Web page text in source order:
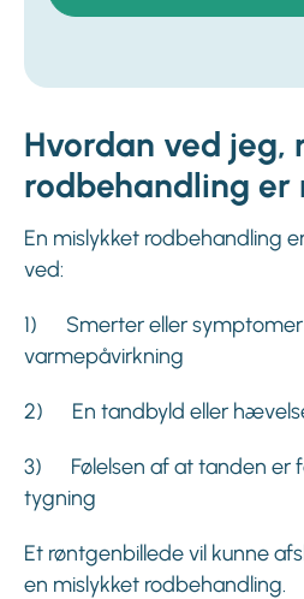
Hvordan ved jeg,
rodbehandling er
En mislykket rodbehandling
ved:
1) Smerter eller symptomer
varmepåvirkning
2) En tandbyld eller
3) Følelsen af at tanden er
tygning
Et røntgenbillede vil kunne
en mislykket rodbehandling.